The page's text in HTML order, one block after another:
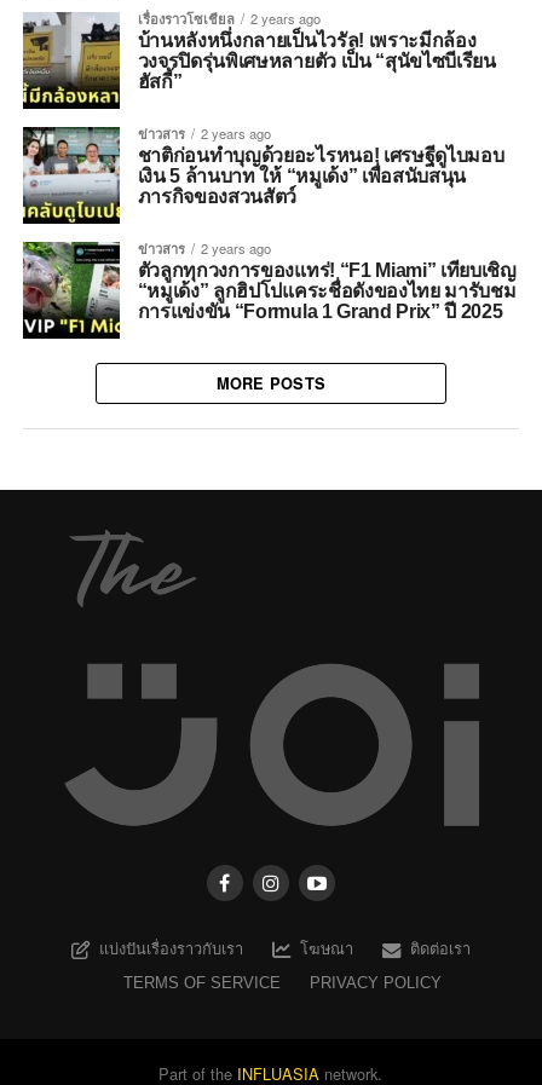
เรื่องราวโซเชียล 2 years ago
บ้านหลังหนึ่งกลายเป็นไวรัล! เพราะมีกล้อง
วงจรปิดรุ่นพิเศษหลายตัว เป็น “สุนัขไซบีเรียน
ฮัสกี้”
ข่าวสาร 2 years ago
ชาติก่อนทำบุญด้วยอะไรหนอ! เศรษฐีดูไบมอบ
เงิน 5 ล้านบาท ให้ “หมูเด้ง” เพื่อสนับสนุน
ภารกิจของสวนสัตว์
ข่าวสาร 2 years ago
ตัวลูกทุกวงการของแทร่! “F1 Miami” เทียบเชิญ
“หมูเด้ง” ลูกฮิปโปแคระชื่อดังของไทย มารับชม
การแข่งขัน “Formula 1 Grand Prix” ปี 2025
MORE POSTS
แบ่งปันเรื่องราวกับเรา โฆษณา
ติดต่อเรา
TERMS OF SERVICE
PRIVACY POLICY
Part of the INFLUASIA network.